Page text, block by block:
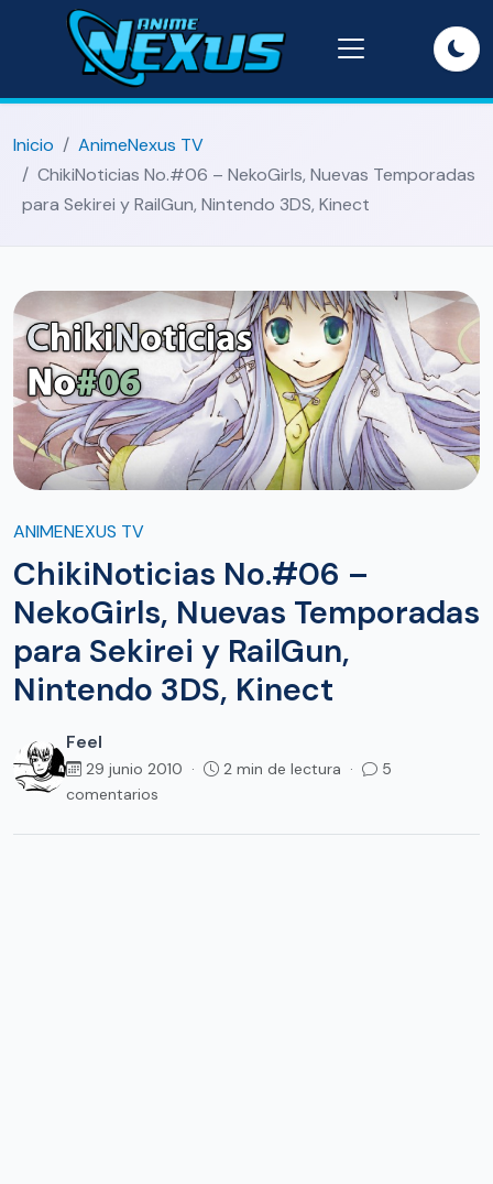
Inicio
AnimeNexus TV
ChikiNoticias No.#06 – NekoGirls, Nuevas Temporadas
para Sekirei y RailGun, Nintendo 3DS, Kinect
ANIMENEXUS TV
ChikiNoticias No.#06 –
NekoGirls, Nuevas Temporadas
para Sekirei y RailGun,
Nintendo 3DS, Kinect
Feel
29 junio 2010 · 2 min de lectura ·
5
comentarios